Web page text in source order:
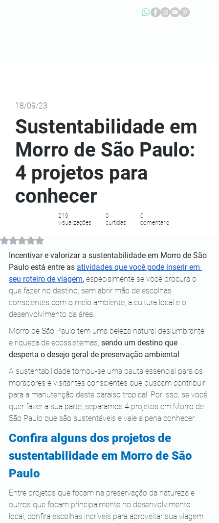
Avaliado com NaN de 5 estrelas.
Incentivar e valorizar a sustentabilidade em Morro de São
Paulo está entre as atividades que você pode inserir em
seu roteiro de viagem, especialmente se você procura o
que fazer no destino, sem abrir mão de escolhas
conscientes com o meio ambiente, a cultura local e o
desenvolvimento da área.
Morro de São Paulo tem uma beleza natural deslumbrante
e riqueza de ecossistemas, sendo um destino que
desperta o desejo geral de preservação ambiental.
A sustentabilidade tornou-se uma pauta essencial para os
moradores e visitantes conscientes que buscam contribuir
para a manutenção deste paraíso tropical. Por isso, se você
quer fazer a sua parte, separamos 4 projetos em Morro de
São Paulo que são sustentáveis e vale a pena conhecer.
Confira alguns dos projetos de
sustentabilidade em Morro de São
Paulo
Entre projetos que focam na preservação da natureza e
outros que focam principalmente no desenvolvimento
local, confira escolhas incríveis para aproveitar sua viagem
219
visualizações
0
curtidas
0
comentário
Sustentabilidade em
Morro de São Paulo:
4 projetos para
conhecer
18/09/23